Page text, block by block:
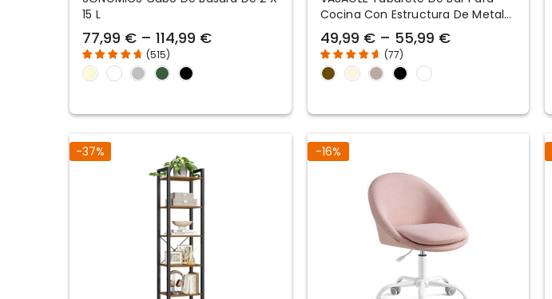
15 L
77,99 € – 114,99 €
(515)
Cocina Con Estructura De Metal
Con Reposapiés
49,99 € – 55,99 €
(77)
-37% -16%